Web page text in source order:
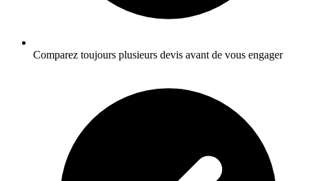
Comparez toujours plusieurs devis avant de vous engager